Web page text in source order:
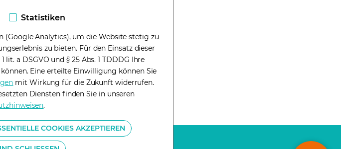
Statistiken
(Google Analytics), um die Website stetig zu
zu bieten. Für den Einsatz dieser
a DSGVO und § 25 Abs. 1 TDDDG Ihre
Eine erteilte Einwilligung können Sie
(opens in a new tab)
mit Wirkung für die Zukunft widerrufen.
Diensten finden Sie in unseren
(opens in a new tab)
.
COOKIES AKZEPTIEREN